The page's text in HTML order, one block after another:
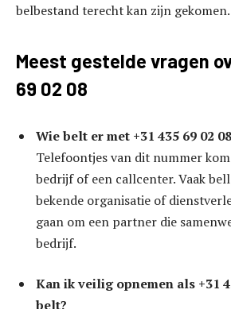
belbestand terecht kan zijn gekomen.
Meest gestelde vragen
69 02 08
Wie belt er met +31 435 69 02
Telefoontjes van dit nummer
bedrijf of een callcenter. Vaak
bekende organisatie of
gaan om een partner die
bedrijf.
Kan ik veilig opnemen als +31
belt?